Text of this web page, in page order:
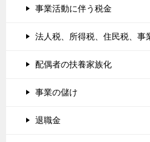
事業活動に伴う税金
法人税、所得税、住民税、事
配偶者の扶養家族化
事業の儲け
退職金